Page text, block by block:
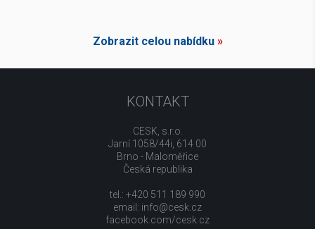
Zobrazit celou nabídku»
KONTAKT
CESK, s.r.o.
Jarní 1058/44i, 614 00
Brno - Maloměřice
Česká republika
tel.: +420 511 189 990
email: info@cesk.cz
facebook.com/cesk.cz